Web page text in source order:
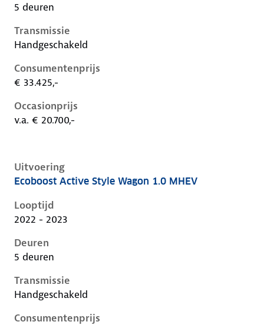
5 deuren
Transmissie
Handgeschakeld
Consumentenprijs
€ 33.425,-
Occasionprijs
v.a. € 20.700,-
Uitvoering
Ford Focus iv-1e-facelift, wagon 1.0 mhev, 92 kW,
Ecoboost Active Style Wagon 1.0 MHEV
Looptijd
2022 - 2023
Deuren
5 deuren
Transmissie
Handgeschakeld
Consumentenprijs